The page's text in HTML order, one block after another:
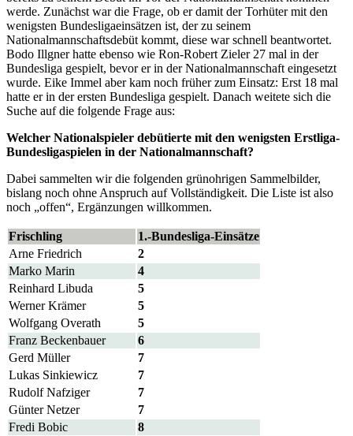
werde. Zunächst war die Frage, ob er damit der Torhüter mit den
wenigsten Bundesligaeinsätzen ist, der zu seinem
Nationalmannschaftsdebüt kommt, diese war schnell beantwortet.
Bodo Illgner hatte ebenso wie Ron-Robert Zieler 27 mal in der
Bundesliga gespielt, bevor er in der Nationalmannschaft eingesetzt
wurde. Eike Immel aber kam noch früher zum Einsatz: Erst 18 mal
hatte er in der ersten Bundesliga gespielt. Danach weitete sich die
Suche auf die folgende Frage aus:
Welcher Nationalspieler debütierte mit den wenigsten Erstliga-
Bundesligaspielen in der Nationalmannschaft?
Dabei sammelten wir die folgenden grünohrigen Sammelbilder,
bislang noch ohne Anspruch auf Vollständigkeit. Die Liste ist also
noch „offen“, Ergänzungen willkommen.
Frischling
1.-Bundesliga-Einsätze
Arne Friedrich
2
Marko Marin
4
Reinhard Libuda
5
Werner Krämer
5
Wolfgang Overath
5
Franz Beckenbauer
6
Gerd Müller
7
Lukas Sinkiewicz
7
Rudolf Nafziger
7
Günter Netzer
7
Fredi Bobic
8